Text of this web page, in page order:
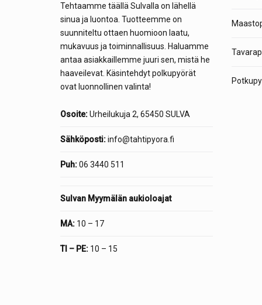
Tehtaamme täällä Sulvalla on lähellä
sinua ja luontoa. Tuotteemme on
suunniteltu ottaen huomioon laatu,
mukavuus ja toiminnallisuus. Haluamme
antaa asiakkaillemme juuri sen, mistä he
haaveilevat. Käsintehdyt polkupyörät
ovat luonnollinen valinta!
Osoite:Urheilukuja 2, 65450 SULVA
Sähköposti:info@tahtipyora.fi
Puh:06 3440 511
Sulvan Myymälän aukioloajat
MA: 10 – 17
TI – PE: 10 – 15